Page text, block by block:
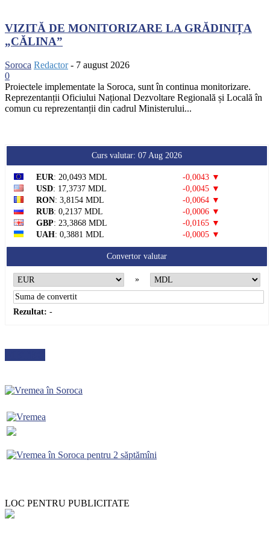
VIZITĂ DE MONITORIZARE LA GRĂDINIȚA
„CĂLINA”
Soroca Redactor - 7 august 2026
0
Proiectele implementate la Soroca, sunt în continua monitorizare.
Reprezentanții Oficiului Național Dezvoltare Regională și Locală în
comun cu reprezentanții din cadrul Ministerului...
Curs valutar: 07 Aug 2026
EUR: 20,0493 MDL
-0,0043 ▼
USD: 17,3737 MDL
-0,0045 ▼
RON: 3,8154 MDL
-0,0064 ▼
RUB: 0,2137 MDL
-0,0006 ▼
GBP: 23,3868 MDL
-0,0165 ▼
UAH: 0,3881 MDL -0,0005 ▼
Convertor valutar
»
Rezultat: -
LOC PENTRU PUBLICITATE